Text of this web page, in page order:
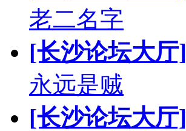
老二名字
[长沙论坛大厅]
永远是贼
[长沙论坛大厅]